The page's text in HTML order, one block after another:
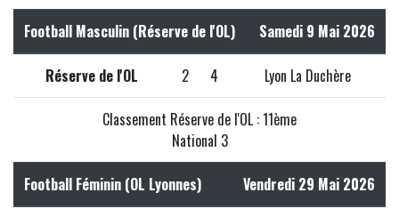
Football Masculin (Réserve de l'OL) Samedi 9 Mai 2026
Réserve de l'OL 2 4 Lyon La Duchère
Classement Réserve de l'OL : 11ème
National 3
Football Féminin (OL Lyonnes) Vendredi 29 Mai 2026